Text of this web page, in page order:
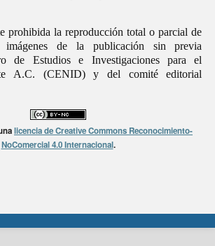
prohibida la reproducción total o parcial de
de la publicación sin previa
de Estudios e Investigaciones para el
A.C. (CENID) y del comité editorial
licencia de Creative Commons Reconocimiento-
NoComercial 4.0 Internacional.